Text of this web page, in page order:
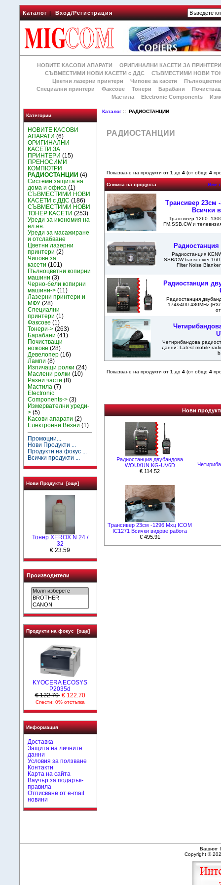
Каталог|Вход/Регистрация
НОВИТЕ КАСОВИ АПАРАТИ
ОРИГИНАЛНИ КАСЕТИ ЗА
СЪВМЕСТИМИ НОВИ КАСЕТИ с ДДС
СЪВМЕСТИМИ НОВИ
Цветни лазерни принтери
Чипове за касети
Специални принтери
Факсове Тонери Барабани
Мастила
Electronic Components
Категории
НОВИТЕ КАСОВИ
АПАРАТИ (6)
ОРИГИНАЛНИ
КАСЕТИ ЗА
ПРИНТЕРИ (15)
ПРЕНОСИМИ
КОМПЮТРИ
РАДИОСТАНЦИИ (4)
Системи защита на
дома и офиса (1)
СЪВМЕСТИМИ НОВИ
КАСЕТИ с ДДС (186)
СЪВМЕСТИМИ НОВИ
ТОНЕР КАСЕТИ (253)
Уреди за икономия на
ел.ен.
Уреди за масажиране
и отслабване
Цветни лазерни
принтери (2)
Чипове за
касети (101)
Пълноцветни копирни
машини (3)
Черно-бели копирни
машини-> (11)
Лазерни принтери и
МФУ (28)
Специални
принтери (1)
Факсове (1)
Тонери-> (263)
Барабани (41)
Почистващи
ножове (28)
Девелопер (16)
Лампи (8)
Изпичащи ролки (24)
Маслени ролки (10)
Разни части (8)
Мастила (7)
Electronic
Components-> (3)
Измервателни уреди-
> (5)
Kасови апарати (2)
Електронни Везни (1)
Промоции...
Нови Продукти ...
Продукти на фокус ...
Всички продукти ...
Нови Продукти [още]
Тонер XEROX N 24 /
32
€ 23.59
Производители
Продукти на фокус [още]
KYOCERA ECOSYS
P2035d
€ 122.70 € 122.70
Спести: 0% отстъпка
Информация
Доставка
Защита на личните
данни
Условия за ползване
Контакти
Карта на сайта
Ваучър за подарък-
правила
Отписване от e-mail
новини
Каталог :: РАДИОСТАНЦИИ
РАДИОСТАНЦИИ
Показване на продукти от 1 до 4(от общо 4
Снимка на продукта Име
Tрансивер 23см
Всички
Tрансивер 1260 -
FM,SSB,CW и
Радиостанция
Радиостанция
SSB/CW transceiver
Filter Noise
Радиостанция
Радиостанция
174&400-480MHz
Четирибандова
данни: Latest mobile
Показване на продукти от 1 до 4(от общо 4
Нови
Радиостанция двубандова
WOUXUN KG-UV6D
€ 114.52
Tрансивер 23см -1296 Мхц ICOM
IC1271 Всички видове работа
€ 495.91
Вашият
Copyright ©